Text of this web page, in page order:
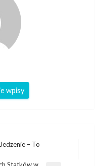
wpisy
– To
Statków w